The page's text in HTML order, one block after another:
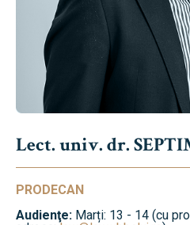
Lect. univ. dr.
PRODECAN
Audienţe: Marți: 13 - 14 (cu